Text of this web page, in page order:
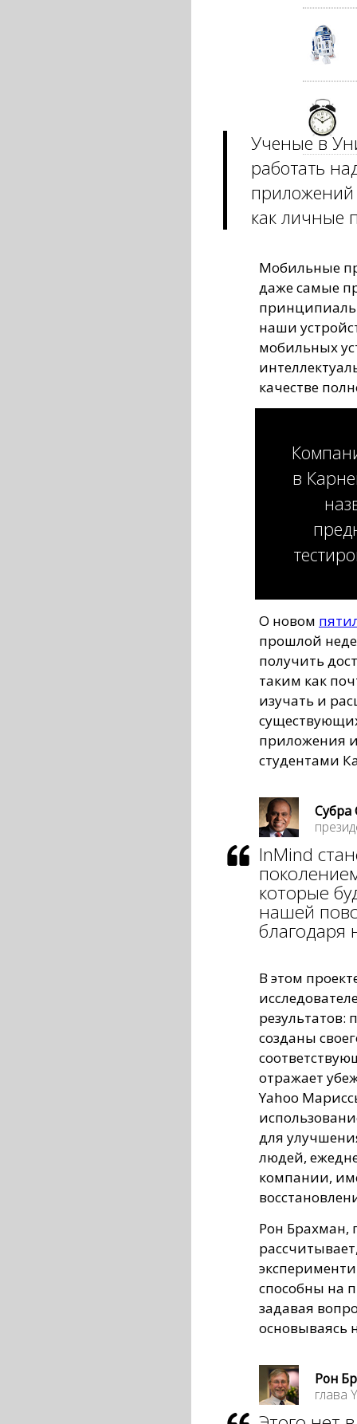
Ученые в
работать
приложений
как личные
Мобильные
даже самые
наши
мобильных
качестве
в
О новом
прошлой
получить
таким как
изучать и
приложения и
студентами
Субра
InMind
которые
нашей
благодаря
В этом
созданы
отражает
Yahoo
для
людей,
компании,
Рон Брахман,
способны на
задавая
Рон
глава